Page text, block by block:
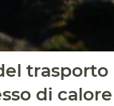
trasporto
di calore